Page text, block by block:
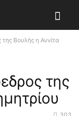
Βουλής η Αννίτα
της